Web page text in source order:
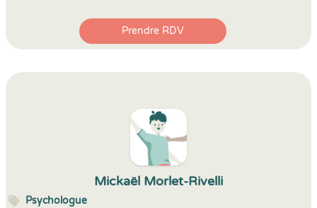
Prendre RDV
Mickaël Morlet-Rivelli
Psychologue